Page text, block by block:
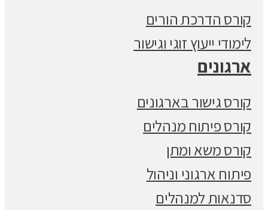
קורס הדרכת הורים
לימודי ייעוץ זוגי וגישור
ארגונים
קורס גישור בארגונים
קורס פיתוח מנהלים
קורס משא ומתן
פיתוח ארגוני וניהול
סדנאות למנהלים